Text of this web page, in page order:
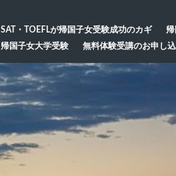
SAT・TOEFLが帰国子女受験成功のカギ
帰国子女大学受験
無料体験受講のお申し